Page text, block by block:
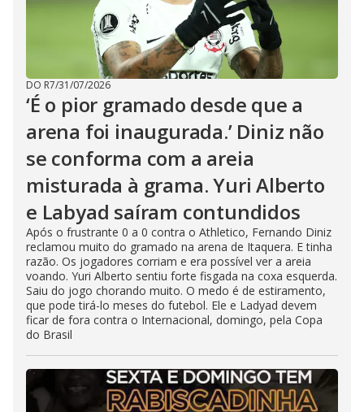
DO R7/31/07/2026
‘É o pior gramado desde que a
arena foi inaugurada.’ Diniz não
se conforma com a areia
misturada à grama. Yuri Alberto
e Labyad saíram contundidos
Após o frustrante 0 a 0 contra o Athletico, Fernando Diniz
reclamou muito do gramado na arena de Itaquera. E tinha
razão. Os jogadores corriam e era possível ver a areia
voando. Yuri Alberto sentiu forte fisgada na coxa esquerda.
Saiu do jogo chorando muito. O medo é de estiramento,
que pode tirá-lo meses do futebol. Ele e Ladyad devem
ficar de fora contra o Internacional, domingo, pela Copa
do Brasil